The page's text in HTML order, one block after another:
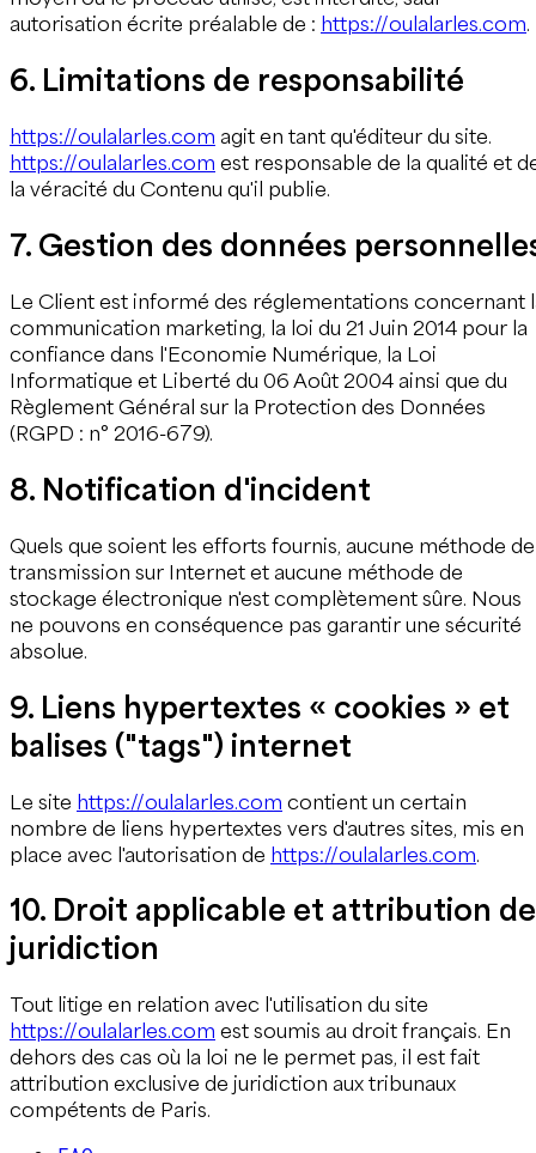
autorisation écrite préalable de : https://oulalarles.com.
6. Limitations de responsabilité
https://oulalarles.com agit en tant qu'éditeur du site.
https://oulalarles.com est responsable de la qualité et
la véracité du Contenu qu'il publie.
7. Gestion des données
Le Client est informé des réglementations concernant
communication marketing, la loi du 21 Juin 2014 pour la
confiance dans l'Economie Numérique, la Loi
Informatique et Liberté du 06 Août 2004 ainsi que du
Règlement Général sur la Protection des Données
(RGPD : n° 2016-679).
8. Notification d'incident
Quels que soient les efforts fournis, aucune méthode de
transmission sur Internet et aucune méthode de
stockage électronique n'est complètement sûre. Nous
ne pouvons en conséquence pas garantir une sécurité
absolue.
9. Liens hypertextes « cookies » et
balises ("tags") internet
Le site https://oulalarles.com contient un certain
nombre de liens hypertextes vers d'autres sites, mis en
place avec l'autorisation de https://oulalarles.com.
10. Droit applicable et attribution de
juridiction
Tout litige en relation avec l'utilisation du site
https://oulalarles.com est soumis au droit français. En
dehors des cas où la loi ne le permet pas, il est fait
attribution exclusive de juridiction aux tribunaux
compétents de Paris.